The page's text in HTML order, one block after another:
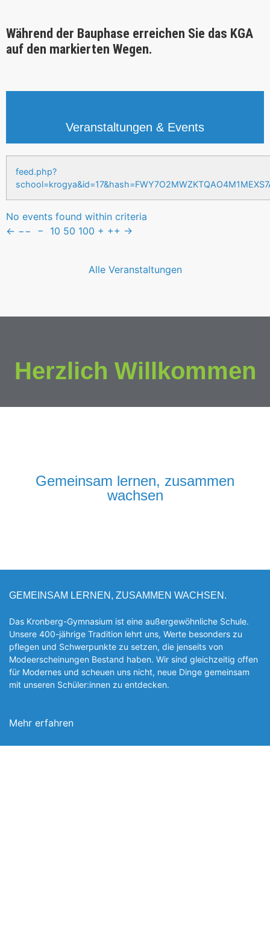
Während der Bauphase erreichen Sie das KGA
auf den markierten Wegen.
Veranstaltungen & Events
feed.php?
No events found within criteria
← −− − 10 50 100 + ++ →
Alle Veranstaltungen
Herzlich Willkommen
Gemeinsam lernen, zusammen
wachsen
GEMEINSAM LERNEN, ZUSAMMEN WACHSEN.
Das Kronberg-Gymnasium ist eine außergewöhnliche Schule.
Unsere 400-jährige Tradition lehrt uns, Werte besonders zu
pflegen und Schwerpunkte zu setzen, die jen­seits von
Modeerscheinungen Be­stand haben. Wir sind gleichzeitig offen
für Modernes und scheuen uns nicht, neue Dinge gemeinsam
mit unseren Schüler:innen zu entde­cken.
Mehr erfahren